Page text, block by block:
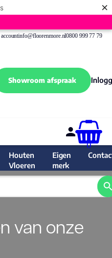
×
info@floorenmore.nl0800 999 77 79
Showroom afspraak
0
Houten
Vloeren
Eigen
merk
van onze